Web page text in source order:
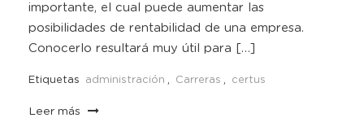
importante, el cual puede aumentar las
posibilidades de rentabilidad de una empresa.
Conocerlo resultará muy útil para […]
Etiquetas administración , Carreras , certus
Leer más